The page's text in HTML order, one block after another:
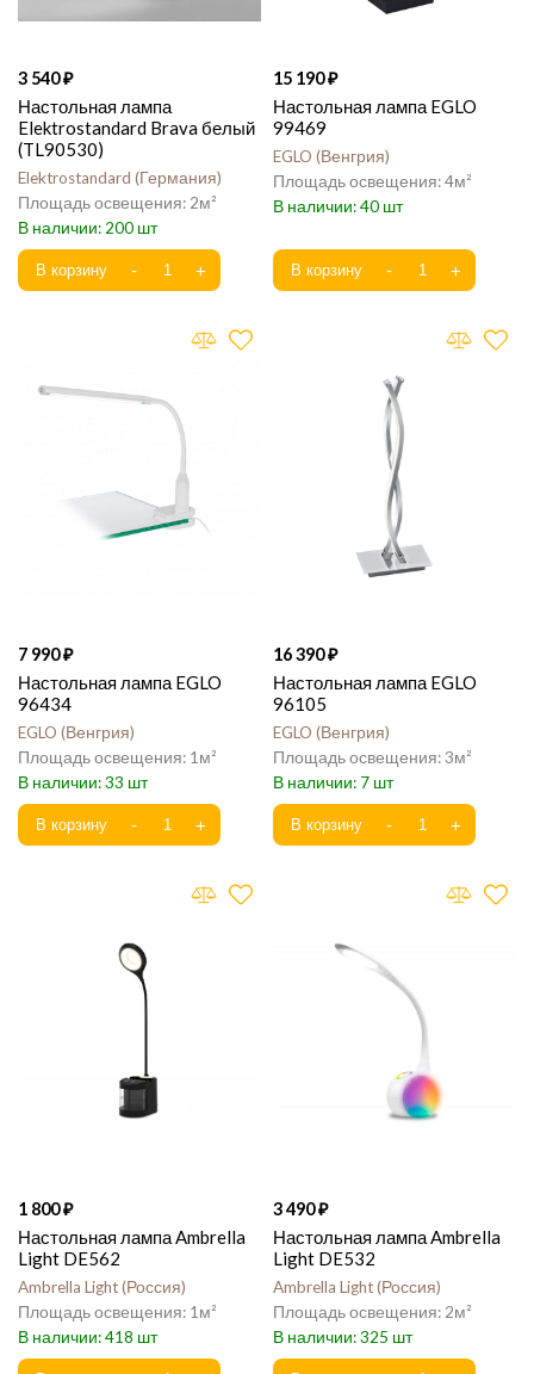
3 540
Настольная лампа
Elektrostandard Brava белый
(TL90530)
Elektrostandard Германия
2
200
15 190
Настольная лампа EGLO
99469
EGLO Венгрия
4
40
7 990
Настольная лампа EGLO
96434
EGLO Венгрия
1
33
16 390
Настольная лампа EGLO
96105
EGLO Венгрия
3
7
1 800
Настольная лампа Ambrella
Light DE562
Ambrella Light Россия
1
418
3 490
Настольная лампа Ambrella
Light DE532
Ambrella Light Россия
2
325